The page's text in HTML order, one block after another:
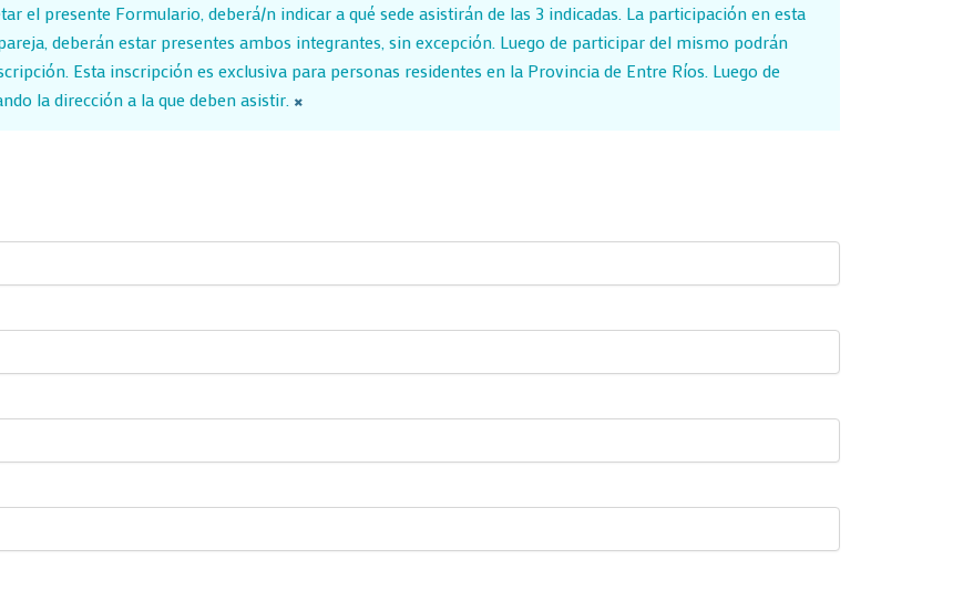
el presente Formulario, deberá/n indicar a qué sede asistirán de las 3 indicadas. La participación en esta
deberán estar presentes ambos integrantes, sin excepción. Luego de participar del mismo podrán
Esta inscripción es exclusiva para personas residentes en la Provincia de Entre Ríos. Luego de
la dirección a la que deben asistir. ×